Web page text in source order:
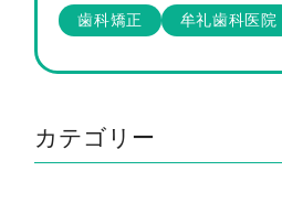
歯科矯正 牟礼歯科医院
カテゴリー